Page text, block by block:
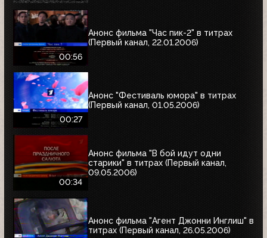
00:56
Анонс фильма "Час пик-2" в титрах
(Первый канал, 22.01.2006)
00:27
Анонс "Фестиваль юмора" в титрах
(Первый канал, 01.05.2006)
00:34
Анонс фильма "В бой идут одни
старики" в титрах (Первый канал,
09.05.2006)
Анонс фильма "Агент Джонни Инглиш" в
титрах (Первый канал, 26.05.2006)